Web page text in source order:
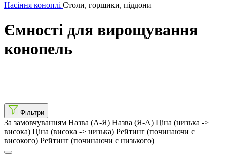
Насіння коноплі Столи, горщики, піддони
Ємності для вирощування
конопель
Фільтри
За замовчуванням Назва (А-Я) Назва (Я-А) Ціна (низька ->
висока) Ціна (висока -> низька) Рейтинг (починаючи с
високого) Рейтинг (починаючи с низького)